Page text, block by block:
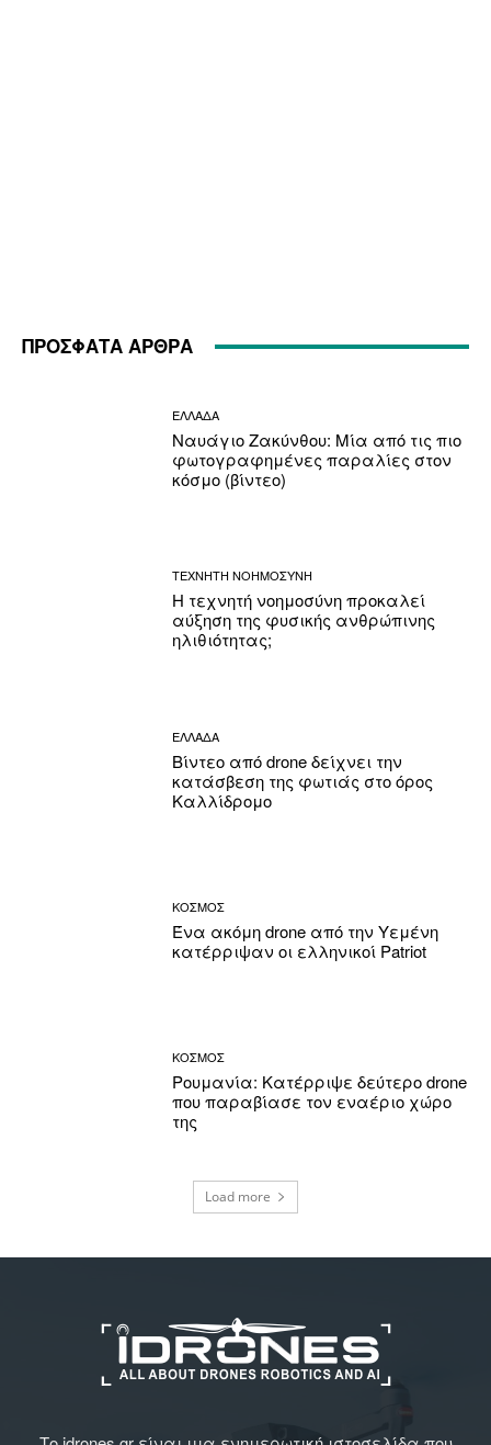
ΠΡΟΣΦΑΤΑ ΑΡΘΡΑ
ΕΛΛΑΔΑ
Ναυάγιο Ζακύνθου: Μία από τις πιο
φωτογραφημένες παραλίες στον
κόσμο (βίντεο)
ΤΕΧΝΗΤΗ ΝΟΗΜΟΣΥΝΗ
Η τεχνητή νοημοσύνη προκαλεί
αύξηση της φυσικής ανθρώπινης
ηλιθιότητας;
ΕΛΛΑΔΑ
Βίντεο από drone δείχνει την
κατάσβεση της φωτιάς στο όρος
Καλλίδρομο
ΚΟΣΜΟΣ
Ένα ακόμη drone από την Υεμένη
κατέρριψαν οι ελληνικοί Patriot
ΚΟΣΜΟΣ
Ρουμανία: Κατέρριψε δεύτερο drone
που παραβίασε τον εναέριο χώρο
της
Load more